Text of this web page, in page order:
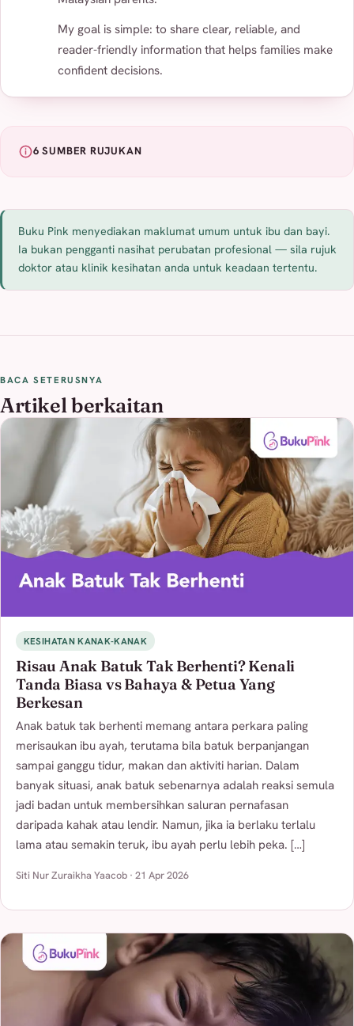
My goal is simple: to share clear, reliable, and
reader-friendly information that helps families make
confident decisions.
6 SUMBER RUJUKAN
Buku Pink menyediakan maklumat umum untuk ibu dan bayi.
Ia bukan pengganti nasihat perubatan profesional — sila rujuk
doktor atau klinik kesihatan anda untuk keadaan tertentu.
BACA SETERUSNYA
Artikel berkaitan
KESIHATAN KANAK-KANAK
Risau Anak Batuk Tak Berhenti? Kenali
Tanda Biasa vs Bahaya & Petua Yang
Berkesan
Anak batuk tak berhenti memang antara perkara paling
merisaukan ibu ayah, terutama bila batuk berpanjangan
sampai ganggu tidur, makan dan aktiviti harian. Dalam
banyak situasi, anak batuk sebenarnya adalah reaksi semula
jadi badan untuk membersihkan saluran pernafasan
daripada kahak atau lendir. Namun, jika ia berlaku terlalu
lama atau semakin teruk, ibu ayah perlu lebih peka. […]
Siti Nur Zuraikha Yaacob · 21 Apr 2026